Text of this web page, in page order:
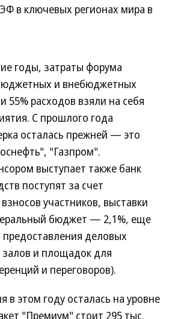
в ключевых регионах мира в
годы, затраты форума
и внебюджетных
55% расходов взяли на себя
С прошлого года
осталась прежней — это
"Газпром".
выступает также банк
поступят за счет
участников, выставки
бюджет — 2,1%, еще
деловых
залов и площадок для
и переговоров).
в этом году осталась на уровне
"Премиум" стоит 295 тыс.